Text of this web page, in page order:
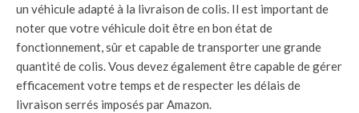
un véhicule adapté à la livraison de colis. Il est important de
noter que votre véhicule doit être en bon état de
fonctionnement, sûr et capable de transporter une grande
quantité de colis. Vous devez également être capable de gérer
efficacement votre temps et de respecter les délais de
livraison serrés imposés par Amazon.